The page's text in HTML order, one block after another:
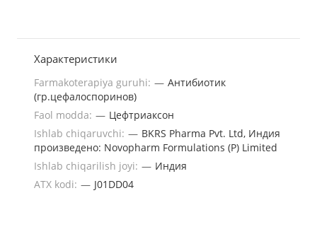
Характеристики
Farmakoterapiya guruhi: — Антибиотик
(гр.цефалоспоринов)
Faol modda: — Цефтриаксон
Ishlab chiqaruvchi: — BKRS Pharma Pvt. Ltd, Индия
произведено: Novopharm Formulations (P) Limited
Ishlab chiqarilish joyi: — Индия
ATX kodi: — J01DD04